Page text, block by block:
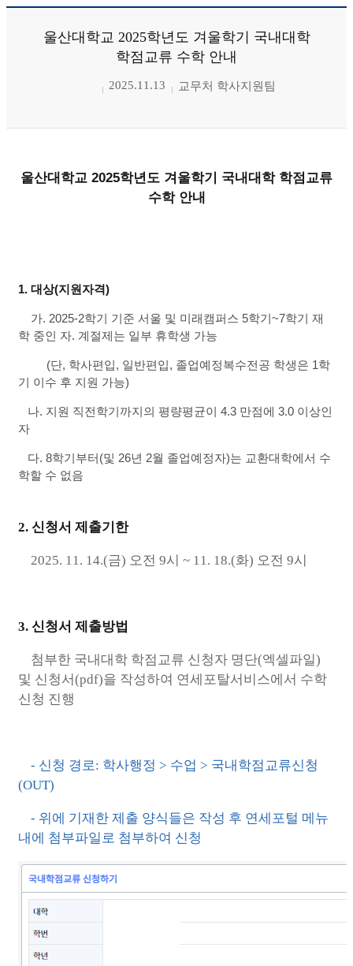
울산대학교 2025학년도 겨울학기 국내대학
학점교류 수학 안내
2025.11.13 교무처 학사지원팀
울산대학교 2025학년도 겨울학기 국내대학 학점교류
수학 안내
1. 대상(지원자격)
가. 2025-2학기 기준 서울 및 미래캠퍼스 5학기~7학기 재
학 중인 자. 계절제는 일부 휴학생 가능
(단, 학사편입, 일반편입, 졸업예정복수전공 학생은 1학
기 이수 후 지원 가능)
나. 지원 직전학기까지의 평량평균이 4.3 만점에 3.0 이상인
자
다. 8학기부터(및 26년 2월 졸업예정자)는 교환대학에서 수
학할 수 없음
2. 신청서 제출기한
2025. 11. 14.(금) 오전 9시 ~ 11. 18.(화) 오전 9시
3. 신청서 제출방법
첨부한 국내대학 학점교류 신청자 명단(엑셀파일)
및 신청서(pdf)을 작성하여 연세포탈서비스에서 수학
신청 진행
- 신청 경로: 학사행정 > 수업 > 국내학점교류신청
(OUT)
- 위에 기재한 제출 양식들은 작성 후 연세포털 메뉴
내에 첨부파일로 첨부하여 신청